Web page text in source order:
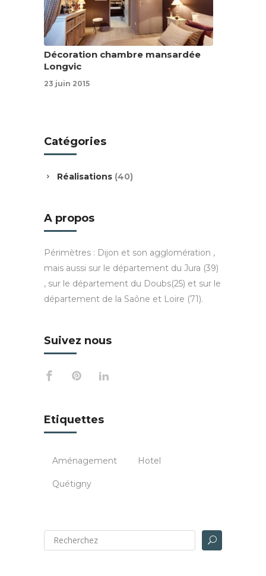
Décoration chambre mansardée
Longvic
23 juin 2015
Catégories
Réalisations (40)
A propos
Périmètres : Dijon et son agglomération ,
mais aussi sur le département du Jura (39)
, sur le département du Doubs(25) et sur le
département de la Saône et Loire (71).
Suivez nous
Etiquettes
Aménagement Hotel
Quétigny